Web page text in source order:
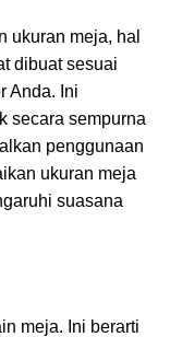
ukuran meja, hal
dibuat sesuai
Anda. Ini
secara sempurna
penggunaan
ukuran meja
suasana
meja. Ini berarti